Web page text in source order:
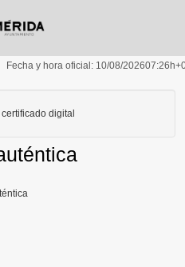
Fecha y hora oficial: 10/08/202607:26h
digital